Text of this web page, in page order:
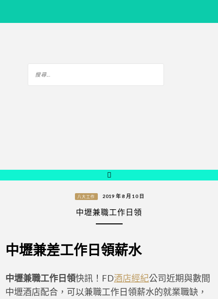
八大工作 2019 年 8 月 10 日
中壢兼職工作日領
中壢兼差工作日領薪水
中壢兼職工作日領快訊！FD酒店經紀公司近期與數間
中壢酒店配合，可以兼職工作日領薪水的就業職缺，